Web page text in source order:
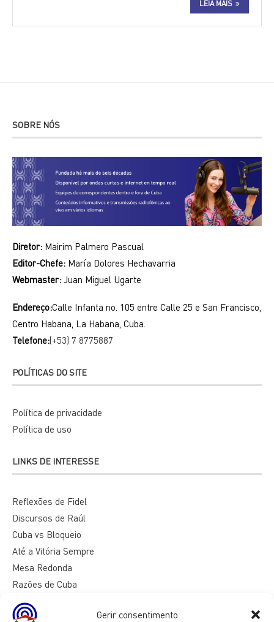
Gerir consentimento
LEIA MAIS
SOBRE NÓS
Diretor: Mairim Palmero Pascual
Editor-Chefe: María Dolores Hechavarria
Webmaster: Juan Miguel Ugarte
Endereço:Calle Infanta no. 105 entre Calle 25 e San Francisco,
Centro Habana, La Habana, Cuba.
Telefone:(+53) 7 8775887
POLÍTICAS DO SITE
Política de privacidade
Política de uso
LINKS DE INTERESSE
Reflexões de Fidel
Discursos de Raúl
Cuba vs Bloqueio
Até a Vitória Sempre
Mesa Redonda
Razões de Cuba